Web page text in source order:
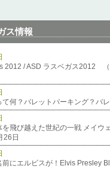
ス情報
2012 / ASD ラスベガス2012 （
何？バレットパーキング？バ
飛び越えた世紀の一戦 メイウ
26日
前にエルビスが！Elvis Presley